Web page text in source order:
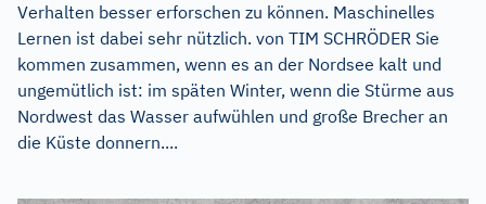
Verhalten besser erforschen zu können. Maschinelles
Lernen ist dabei sehr nützlich. von TIM SCHRÖDER Sie
kommen zusammen, wenn es an der Nordsee kalt und
ungemütlich ist: im späten Winter, wenn die Stürme aus
Nordwest das Wasser aufwühlen und große Brecher an
die Küste donnern....